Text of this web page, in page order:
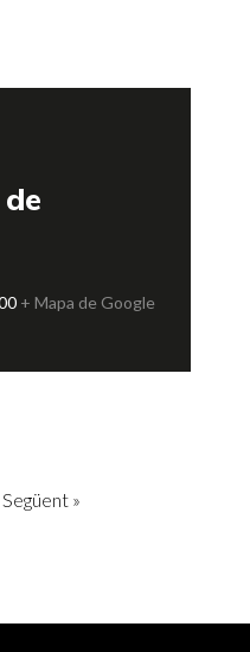
+ Mapa de Google
Següent »